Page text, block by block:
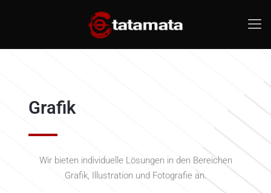
Grafik
Wir bieten individuelle Lösungen in den Bereichen
Grafik, Illustration und Fotografie an.